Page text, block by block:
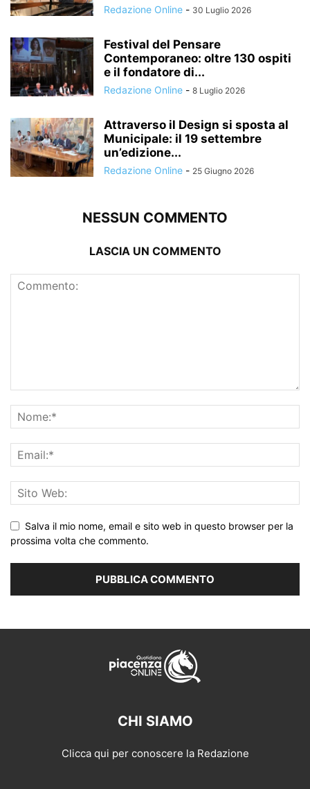
Redazione Online - 30 Luglio 2026
Festival del Pensare
Contemporaneo: oltre 130 ospiti
e il fondatore di...
Redazione Online - 8 Luglio 2026
Attraverso il Design si sposta al
Municipale: il 19 settembre
un’edizione...
Redazione Online - 25 Giugno 2026
NESSUN COMMENTO
LASCIA UN COMMENTO
Salva il mio nome, email e sito web in questo browser per la
prossima volta che commento.
CHI SIAMO
Clicca qui per conoscere la Redazione